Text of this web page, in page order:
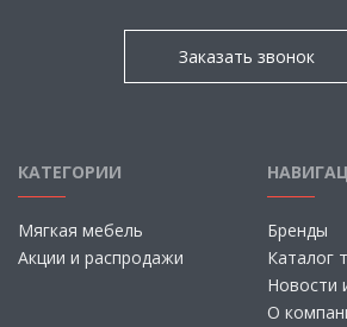
Заказать звонок
КАТЕГОРИИ
Мягкая мебель
Акции и распродажи
Бренды
Каталог
Новости
О